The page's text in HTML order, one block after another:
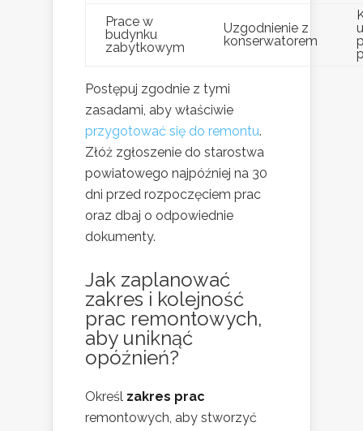
Prace w
budynku
zabytkowym
Uzgodnienie z
konserwatorem
Postępuj zgodnie z tymi
zasadami, aby właściwie
przygotować się do remontu.
Złóż zgłoszenie do starostwa
powiatowego najpóźniej na 30
dni przed rozpoczęciem prac
oraz dbaj o odpowiednie
dokumenty.
Jak zaplanować
zakres i kolejność
prac remontowych,
aby uniknąć
opóźnień?
Określ zakres prac
remontowych, aby stworzyć